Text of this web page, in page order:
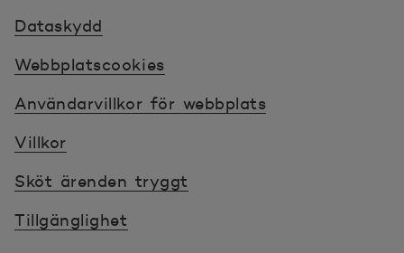
Dataskydd
Webbplatscookies
Användarvillkor för webbplats
Villkor
Sköt ärenden tryggt
Tillgänglighet